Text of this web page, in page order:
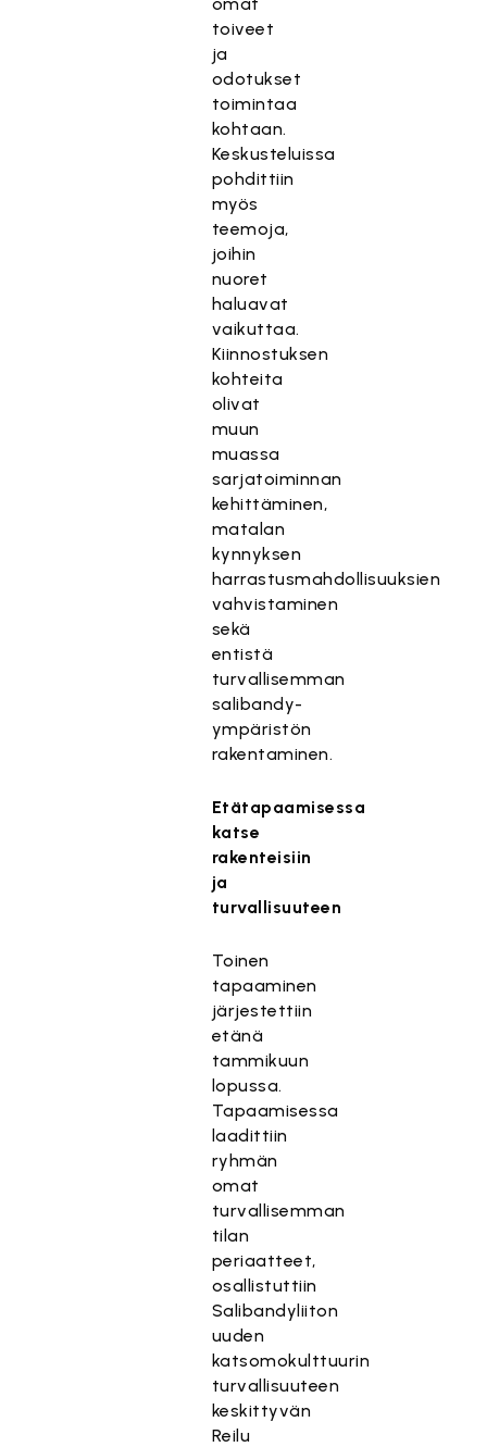
toiveet
ja
odotukset
toimintaa
kohtaan.
Keskusteluissa
pohdittiin
myös
teemoja,
joihin
nuoret
haluavat
vaikuttaa.
Kiinnostuksen
kohteita
olivat
muun
muassa
sarjatoiminnan
kehittäminen,
matalan
kynnyksen
harrastusmahdollisuuksien
vahvistaminen
sekä
entistä
turvallisemman
salibandy-
ympäristön
rakentaminen.
Etätapaamisessa
katse
rakenteisiin
ja
turvallisuuteen
Toinen
tapaaminen
järjestettiin
etänä
tammikuun
lopussa.
Tapaamisessa
laadittiin
ryhmän
omat
turvallisemman
tilan
periaatteet,
osallistuttiin
Salibandyliiton
uuden
katsomokulttuurin
turvallisuuteen
keskittyvän
Reilu